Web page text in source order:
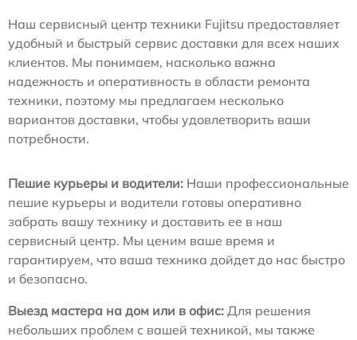
Наш сервисный центр техники Fujitsu предоставляет
удобный и быстрый сервис доставки для всех наших
клиентов. Мы понимаем, насколько важна
надежность и оперативность в области ремонта
техники, поэтому мы предлагаем несколько
вариантов доставки, чтобы удовлетворить ваши
потребности.
Пешие курьеры и водители: Наши профессиональные
пешие курьеры и водители готовы оперативно
забрать вашу технику и доставить ее в наш
сервисный центр. Мы ценим ваше время и
гарантируем, что ваша техника дойдет до нас быстро
и безопасно.
Выезд мастера на дом или в офис: Для решения
небольших проблем с вашей техникой, мы также